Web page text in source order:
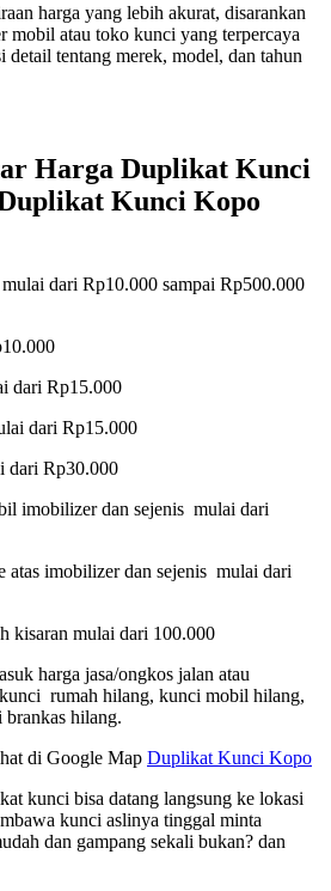
harga yang lebih akurat, disarankan
mobil atau toko kunci yang terpercaya
detail tentang merek, model, dan tahun
Harga Duplikat Kunci
Kunci Kopo
dari Rp10.000 sampai Rp500.000
dari Rp15.000
dari Rp15.000
dari Rp30.000
imobilizer dan sejenis mulai dari
atas imobilizer dan sejenis mulai dari
kisaran mulai dari 100.000
harga jasa/ongkos jalan atau
rumah hilang, kunci mobil hilang,
hilang.
di Google Map Duplikat Kunci Kopo
kunci bisa datang langsung ke lokasi
kunci aslinya tinggal minta
dan gampang sekali bukan? dan